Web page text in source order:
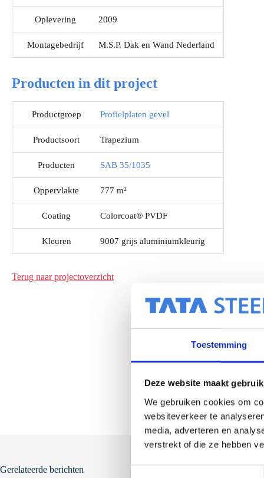
Toestemming
Deze website maakt
We gebruiken cookies om
websiteverkeer te
media, adverteren en
verstrekt of die ze hebben
Oplevering 2009
Montagebedrijf M.S.P. Dak en Wand Nederland
Producten in dit project
Productgroep Profielplaten gevel
Productsoort Trapezium
Producten SAB 35/1035
Oppervlakte 777 m²
Coating Colorcoat® PVDF
Kleuren 9007 grijs aluminiumkleurig
Terug naar projectoverzicht
Gerelateerde berichten